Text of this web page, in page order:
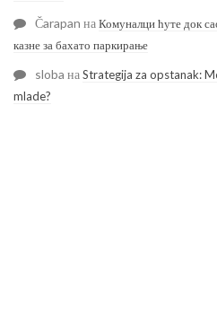
Čarapan наКомуналци ћуте док
казне за бахато паркирање
sloba наStrategija za opstanak:
mlade?